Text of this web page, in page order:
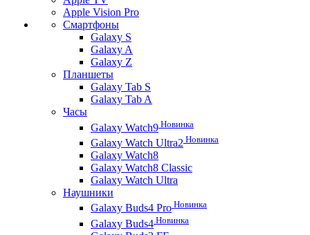
Apple Vision Pro
Смартфоны
Galaxy S
Galaxy A
Galaxy Z
Планшеты
Galaxy Tab S
Galaxy Tab A
Часы
Galaxy Watch9 Новинка
Galaxy Watch Ultra2 Новинка
Galaxy Watch8
Galaxy Watch8 Classic
Galaxy Watch Ultra
Наушники
Galaxy Buds4 Pro Новинка
Galaxy Buds4 Новинка